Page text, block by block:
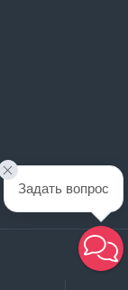
Задать вопрос